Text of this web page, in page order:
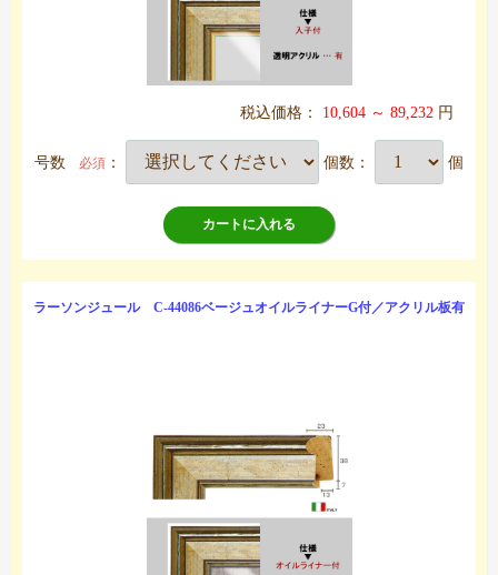
税込価格： 10,604 ～ 89,232 円
号数 必須 ： 個数： 個
カートに入れる
ラーソンジュール C-44086ベージュオイルライナーG付／アクリル板有